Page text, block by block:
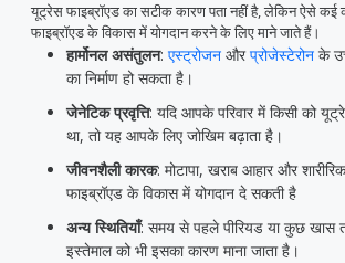
यूट्रेस फाइब्रॉएड का सटीक कारण पता नहीं है, लेकिन ऐसे कई
फाइब्रॉएड के विकास में योगदान करने के लिए माने जाते हैं।
हार्मोनल असंतुलन: एस्ट्रोजन औरप्रोजेस्टेरोन के
का निर्माण हो सकता है।
जेनेटिक प्रवृत्ति: यदि आपके परिवार में किसी को
था, तो यह आपके लिए जोखिम बढ़ाता है।
जीवनशैली कारक: मोटापा, खराब आहार और
फाइब्रॉएड के विकास में योगदान दे सकती है
अन्य स्थितियाँ: समय से पहले पीरियड या कुछ खास
इस्तेमाल को भी इसका कारण माना जाता है।